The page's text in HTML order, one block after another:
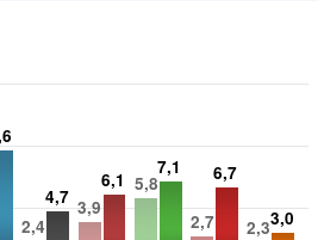
2,4
3,9
5,8
2,7
2,3
4,7
6,1
7,1 6,7
3,0